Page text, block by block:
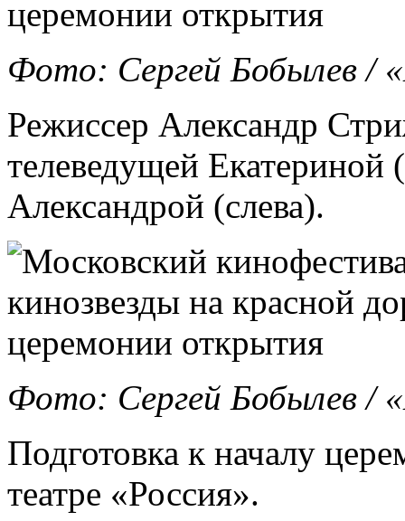
Фото: Сергей Бобылев /
Режиссер Александр
телеведущей Екатериной
Александрой (слева).
Фото: Сергей Бобылев /
Подготовка к началу
театре «Россия».